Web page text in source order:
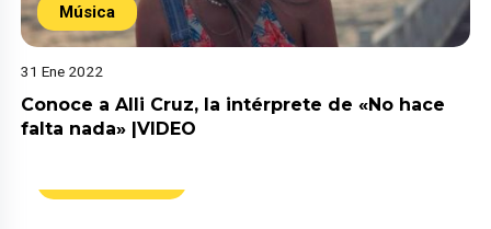
Música
31 Ene 2022
Conoce a Alli Cruz, la intérprete de «No hace
falta nada» |VIDEO